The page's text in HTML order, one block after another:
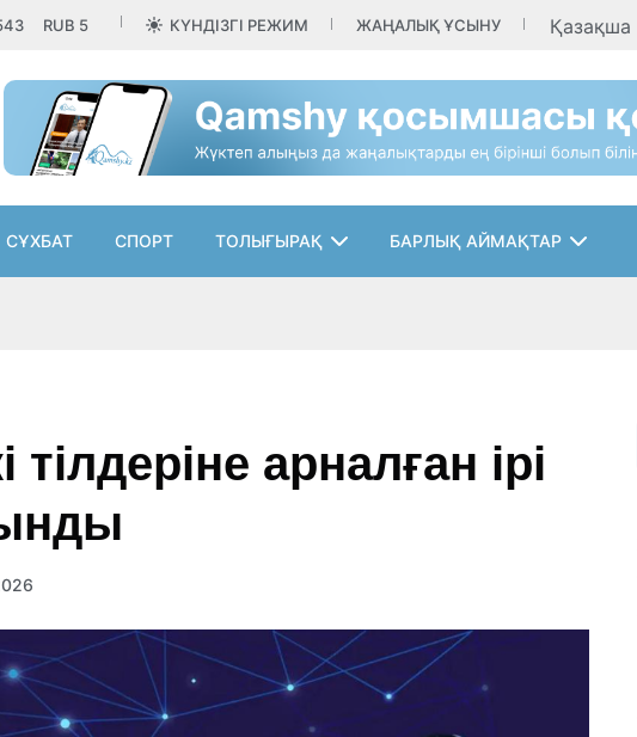
RUB 5 КҮНДІЗГІ РЕЖИМ ЖАҢАЛЫҚ ҰСЫНУ Қазақша
СҰХБАТ СПОРТ ТОЛЫҒЫРАҚ БАРЛЫҚ АЙМАҚТАР
арналған ірі